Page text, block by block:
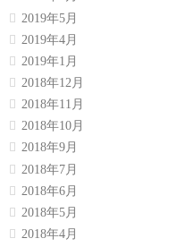
2019年5月
2019年4月
2019年1月
2018年12月
2018年11月
2018年10月
2018年9月
2018年7月
2018年6月
2018年5月
2018年4月